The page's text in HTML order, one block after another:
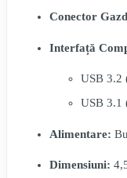
Conector
Interfață
USB 3.2
USB 3.1
Alimentare:
Dimensiuni: